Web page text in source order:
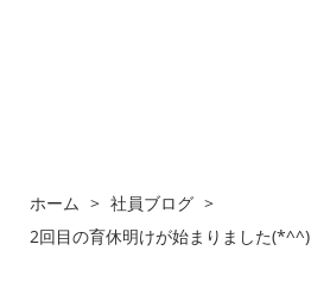
ホーム > 社員ブログ >
2回目の育休明けが始まりました(*^^)